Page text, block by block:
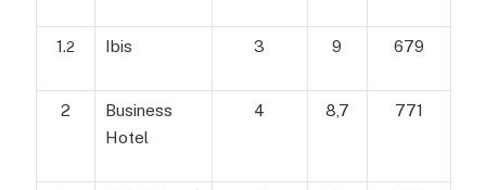
1.2 Ibis 3 9 679
2
Business
Hotel
4 8,7 771